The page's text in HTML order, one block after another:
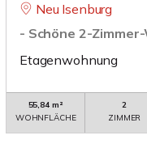
Neu Isenburg
- Schöne 2-
Etagenwohnung
55,84 m²
WOHNFLÄCHE
2
ZIMMER